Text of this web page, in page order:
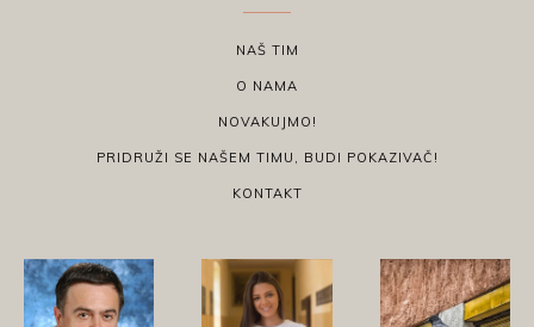
NAŠ TIM
O NAMA
NOVAKUJMO!
PRIDRUŽI SE NAŠEM TIMU, BUDI POKAZIVAČ!
KONTAKT